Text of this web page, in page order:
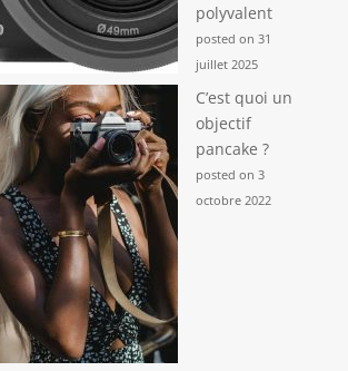
polyvalent
posted on 31
juillet 2025
C’est quoi un
objectif
pancake ?
posted on 3
octobre 2022